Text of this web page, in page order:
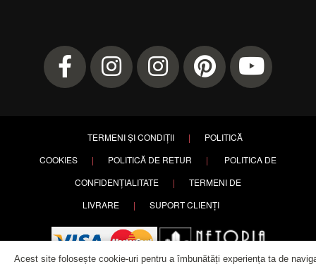
TERMENI ȘI CONDIȚII |
POLITICĂ
COOKIES
| POLITICĂ DE RETUR |
POLITICA DE
CONFIDENȚIALITATE
|
TERMENI DE
LIVRARE
| SUPORT CLIENȚI
Acest site folosește cookie-uri pentru a îmbunătăți experiența ta de